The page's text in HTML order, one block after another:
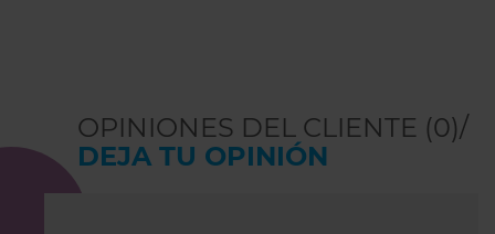
OPINIONES DEL CLIENTE (0)/
DEJA TU OPINIÓN